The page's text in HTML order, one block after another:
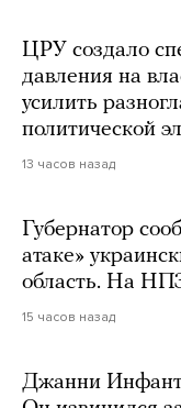
ЦРУ создало
давления на
усилить
политической
13 часов назад
Губернатор
атаке»
область. На
15 часов назад
Джанни